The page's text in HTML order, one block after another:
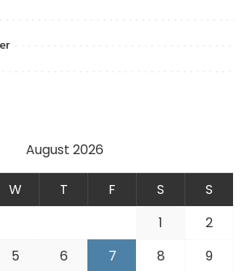
August 2026
W T F S
S
1
2
5 6 7 8
9